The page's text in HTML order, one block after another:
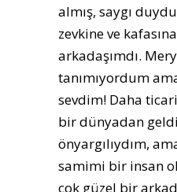
almış, saygı
zevkine ve
arkadaşımdı.
tanımıyordum
sevdim! Daha
bir dünyadan
önyargılıydım,
samimi bir insan
çok güzel bir